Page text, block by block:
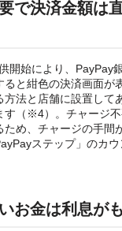
で決済金額は
開始により、
と紺色の決済画面
方法と店舗に設置し
す（※4）。チャージ
め、チャージの手間
ステップ」のカ
お金は利息が